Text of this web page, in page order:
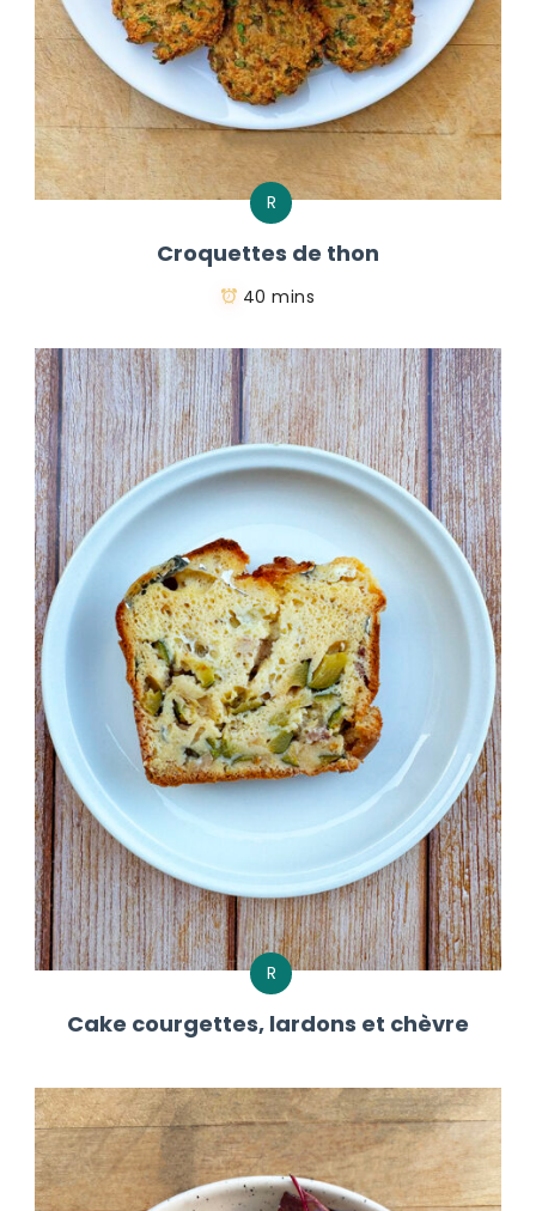
R
Croquettes de thon
40 mins
R
Cake courgettes, lardons et chèvre